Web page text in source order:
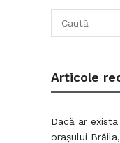
Articole
Dacă ar
orașului